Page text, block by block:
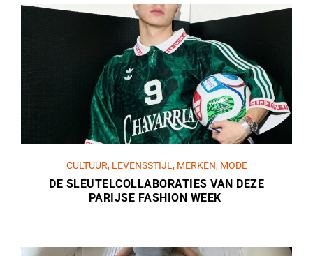
CULTUUR, LEVENSSTIJL , MERKEN, MODE
DE SLEUTELCOLLABORATIES VAN DEZE
PARIJSE FASHION WEEK